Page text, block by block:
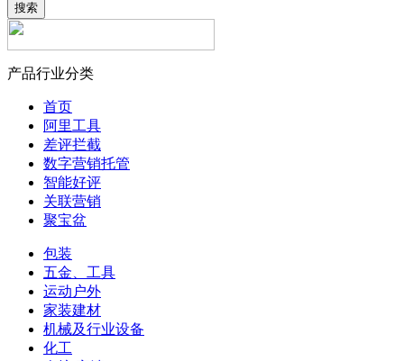
搜索
产品行业分类
首页
阿里工具
差评拦截
数字营销托管
智能好评
关联营销
聚宝盆
包装
五金、工具
运动户外
家装建材
机械及行业设备
化工